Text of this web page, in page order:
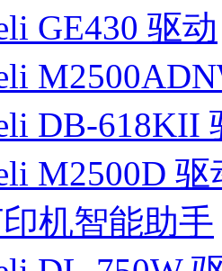
GE430 驱动
DB-618KII
M2500D 驱
机智能助手